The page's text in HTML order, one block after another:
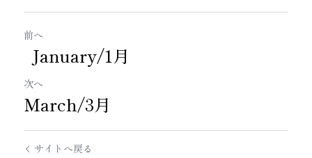
前へ
January/1月
次へ
March/3月
サイトへ戻る